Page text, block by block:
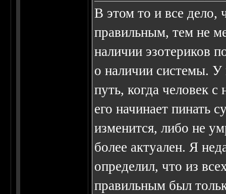
В этом то и все дело,
правильным, тем не
наличии эзотериков
о наличии системы. У
путь, когда человек
его начинает пинать
изменится, либо не
более актуален. Я
определил, что из
правильным был